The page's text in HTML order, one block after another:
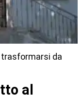
da
al